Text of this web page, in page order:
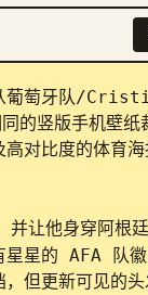
从葡萄牙队/
竖版手机壁纸
对比度的体育
并让他身穿阿根
星星的 AFA
但更新可见的